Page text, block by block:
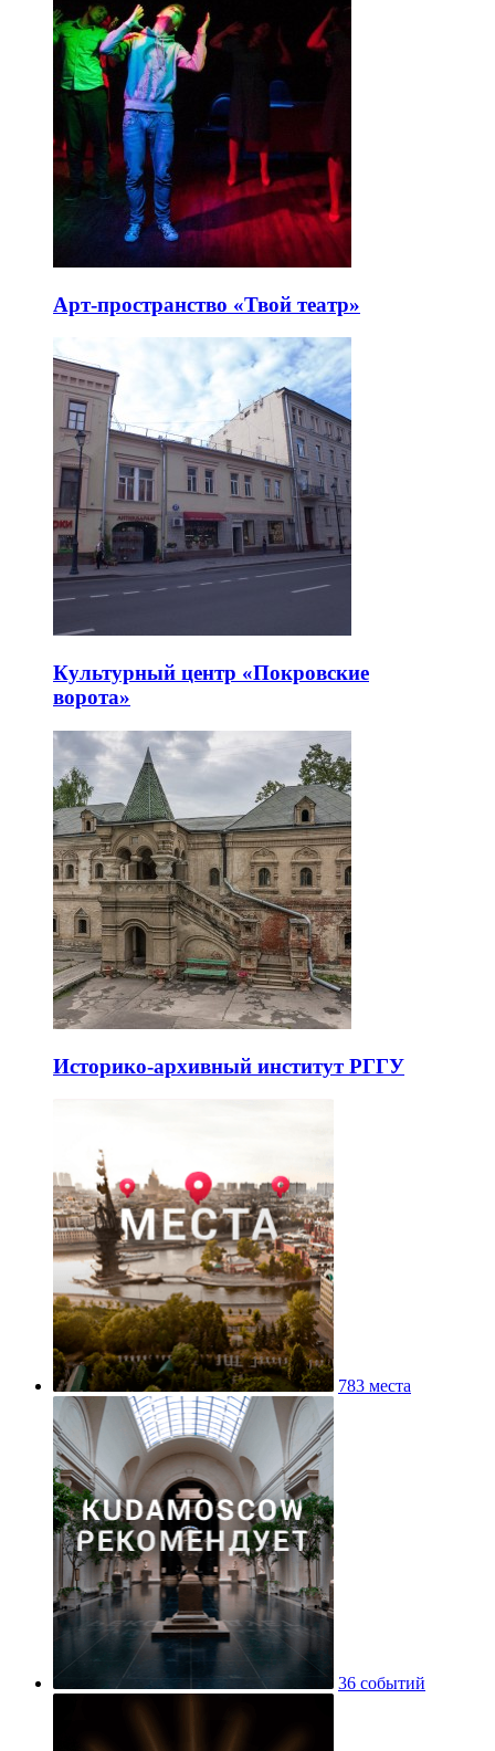
Арт-пространство «Твой театр»
Культурный центр «Покровские
ворота»
Историко-архивный институт РГГУ
783 места
36 событий